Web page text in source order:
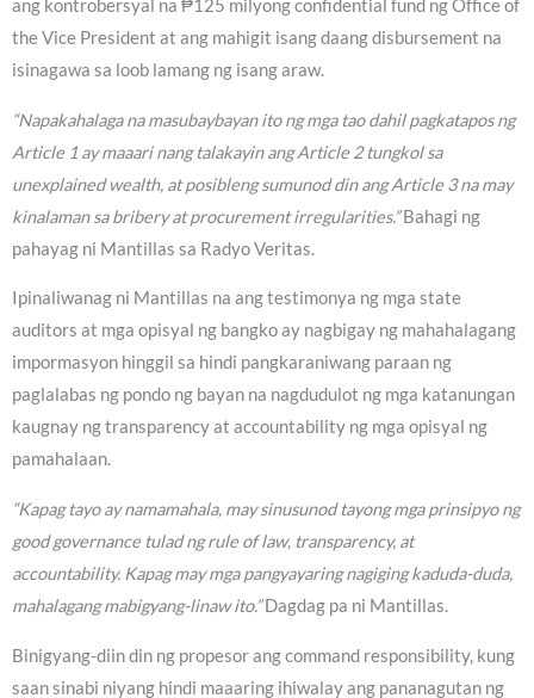
ang kontrobersyal na ₱125 milyong confidential fund ng Office of
the Vice President at ang mahigit isang daang disbursement na
isinagawa sa loob lamang ng isang araw.
“Napakahalaga na masubaybayan ito ng mga tao dahil pagkatapos ng
Article 1 ay maaari nang talakayin ang Article 2 tungkol sa
unexplained wealth, at posibleng sumunod din ang Article 3 na may
kinalaman sa bribery at procurement irregularities.”Bahagi ng
pahayag ni Mantillas sa Radyo Veritas.
Ipinaliwanag ni Mantillas na ang testimonya ng mga state
auditors at mga opisyal ng bangko ay nagbigay ng mahahalagang
impormasyon hinggil sa hindi pangkaraniwang paraan ng
paglalabas ng pondo ng bayan na nagdudulot ng mga katanungan
kaugnay ng transparency at accountability ng mga opisyal ng
pamahalaan.
“Kapag tayo ay namamahala, may sinusunod tayong mga prinsipyo ng
good governance tulad ng rule of law, transparency, at
accountability. Kapag may mga pangyayaring nagiging kaduda-duda,
mahalagang mabigyang-linaw ito.”Dagdag pa ni Mantillas.
Binigyang-diin din ng propesor ang command responsibility, kung
saan sinabi niyang hindi maaaring ihiwalay ang pananagutan ng